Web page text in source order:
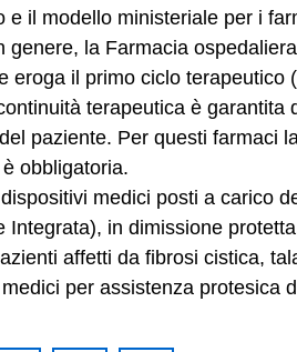
e il modello ministeriale per i
genere, la Farmacia
eroga il primo ciclo
terapeutica è garantita
paziente. Per questi farmaci
obbligatoria.
medici posti a carico
Integrata), in dimissione
affetti da fibrosi cistica,
per assistenza protesica